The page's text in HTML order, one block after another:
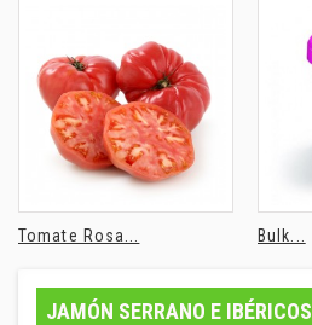
Tomate Rosa... Bulk...
JAMÓN SERRANO E IBÉRICOS